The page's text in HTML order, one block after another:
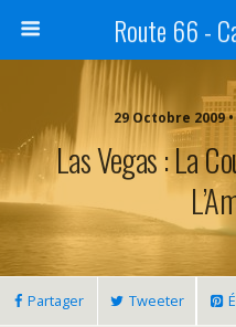
Route 66 -
29 Octobre 2009
Las Vegas : La
Partager Tweeter